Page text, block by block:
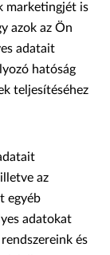
marketingjét is
azok az Ön
adatait
hatóság
teljesítéséhez
az
egyéb
adatokat
és